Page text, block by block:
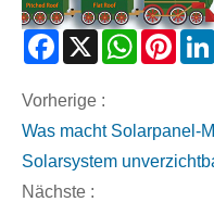
Facebook
X WhatsApp
Vorherige :
Was macht Solarpanel-
Solarsystem
Nächste :